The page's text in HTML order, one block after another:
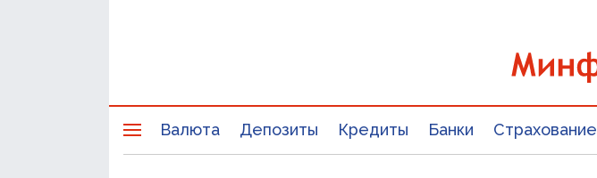
Валюта Депозиты Кредиты Банки Страхование